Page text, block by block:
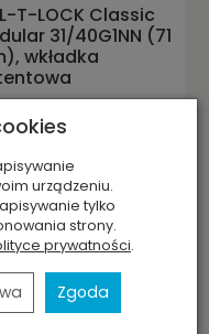
T-LOCK Classic
31/40G1NN (71
wkładka
na dostawę
zł
urządzeniu.
tylko
strony.
prywatności.
Zgoda